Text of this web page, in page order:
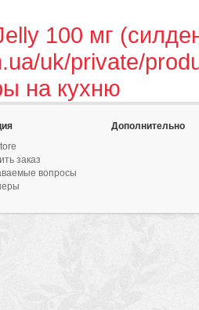
100 мг
uk/private/
на кухню
заказ
вопросы
Дополнительно